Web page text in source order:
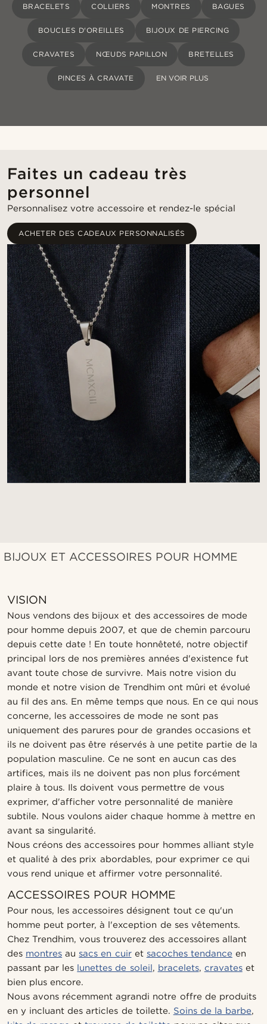
BRACELETS COLLIERS MONTRES BAGUES
BOUCLES D'OREILLES BIJOUX DE PIERCING
CRAVATES NŒUDS PAPILLON BRETELLES
PINCES À CRAVATE EN VOIR PLUS
Faites un cadeau très
personnel
Personnalisez votre accessoire et rendez-le spécial
ACHETER DES CADEAUX PERSONNALISÉS
BIJOUX ET ACCESSOIRES POUR HOMME
VISION
Nous vendons des bijoux et des accessoires de mode
pour homme depuis 2007, et que de chemin parcouru
depuis cette date ! En toute honnêteté, notre objectif
principal lors de nos premières années d'existence fut
avant toute chose de survivre. Mais notre vision du
monde et notre vision de Trendhim ont mûri et évolué
au fil des ans. En même temps que nous. En ce qui nous
concerne, les accessoires de mode ne sont pas
uniquement des parures pour de grandes occasions et
ils ne doivent pas être réservés à une petite partie de la
population masculine. Ce ne sont en aucun cas des
artifices, mais ils ne doivent pas non plus forcément
plaire à tous. Ils doivent vous permettre de vous
exprimer, d'afficher votre personnalité de manière
subtile. Nous voulons aider chaque homme à mettre en
avant sa singularité.
Nous créons des accessoires pour hommes alliant style
et qualité à des prix abordables, pour exprimer ce qui
vous rend unique et affirmer votre personnalité.
ACCESSOIRES POUR HOMME
Pour nous, les accessoires désignent tout ce qu'un
homme peut porter, à l'exception de ses vêtements.
Chez Trendhim, vous trouverez des accessoires allant
des montres au sacs en cuiret sacoches tendance en
passant par les lunettes de soleil, bracelets, cravateset
bien plus encore.
Nous avons récemment agrandi notre offre de produits
en y incluant des articles de toilette. Soins de la barbe,